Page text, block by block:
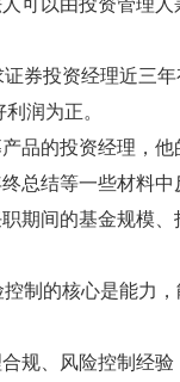
券投资经理近三
润为正。
品的投资经理，
总结等一些材料
期间的基金规模
控制的核心是能力
规、风险控制经